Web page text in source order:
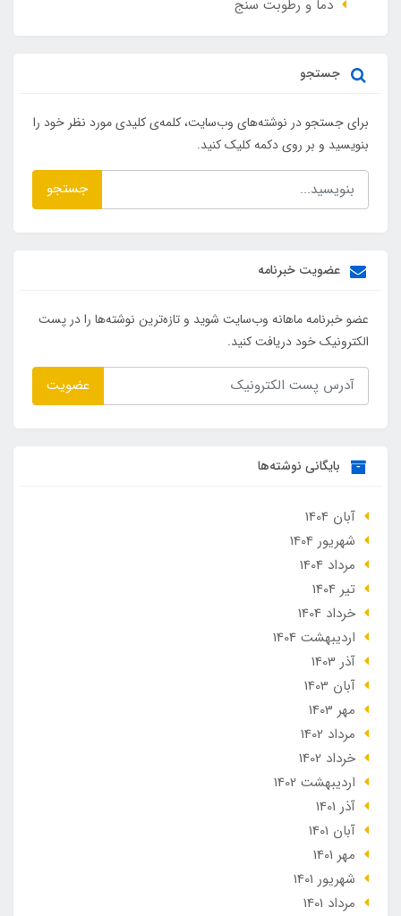
دما و رطوبت سنج
جستجو
برای جستجو در نوشته‌های وب‌سایت، کلمه‌ی کلیدی مورد نظر خود را
بنویسید و بر روی دکمه کلیک کنید.
جستجو
عضویت خبرنامه
عضو خبرنامه ماهانه وب‌سایت شوید و تازه‌ترین نوشته‌ها را در پست
الکترونیک خود دریافت کنید.
عضویت
بایگانی نوشته‌ها
آبان 1404
شهریور 1404
مرداد 1404
تير 1404
خرداد 1404
ارديبهشت 1404
آذر 1403
آبان 1403
مهر 1403
مرداد 1402
خرداد 1402
ارديبهشت 1402
آذر 1401
آبان 1401
مهر 1401
شهریور 1401
مرداد 1401